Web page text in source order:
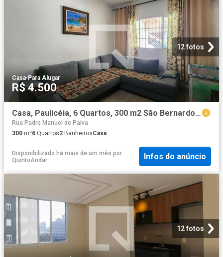
12 fotos
Casa·Para Alugar
R$ 4.500
Casa, Paulicéia, 6 Quartos, 300 m2 São Bernardo do Campo
Rua Padre Manuel de Paiva
300 m²6 Quartos2 BanheirosCasa
Disponibilizado há mais de um mês por
QuintoAndar
Infos do anúncio
12 fotos